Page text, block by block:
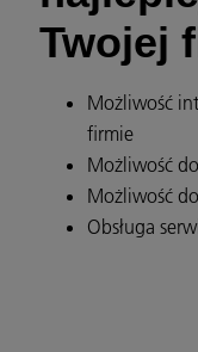
Twojej
Możliwość
firmie
Możliwość
Możliwość
Obsługa